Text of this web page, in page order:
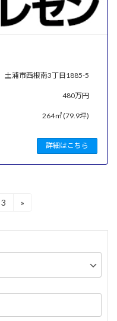
詳細はこちら
土浦市西根南3丁目1885-5
480万円
264㎡ (79.9坪)
固
ジ
3 »